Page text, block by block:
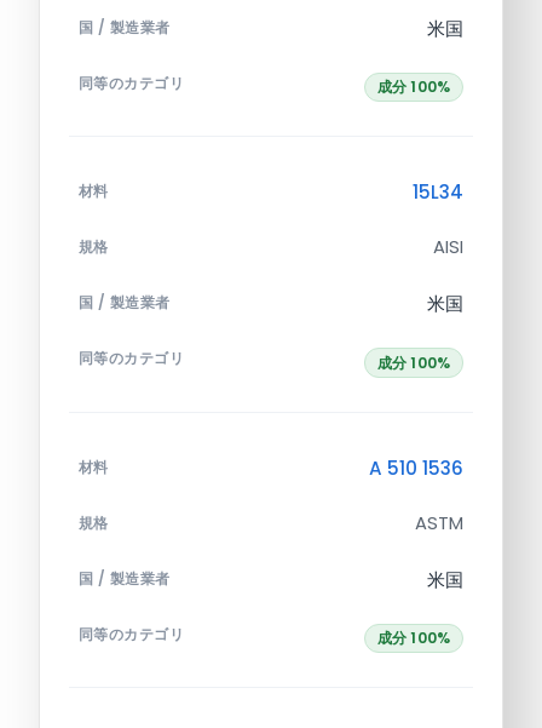
国 / 製造業者 米国
同等のカテゴリ 成分 100%
材料 15L34
規格 AISI
国 / 製造業者 米国
同等のカテゴリ 成分 100%
材料 A 510 1536
規格 ASTM
国 / 製造業者 米国
同等のカテゴリ 成分 100%